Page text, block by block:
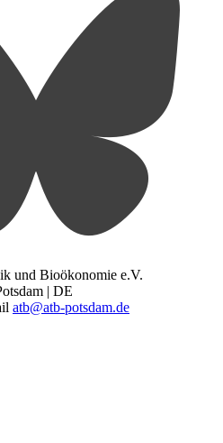
und Bioökonomie e.V.
| DE
atb@atb-potsdam.de